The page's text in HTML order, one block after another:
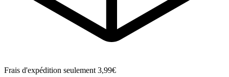
Frais d'expédition seulement 3,99€